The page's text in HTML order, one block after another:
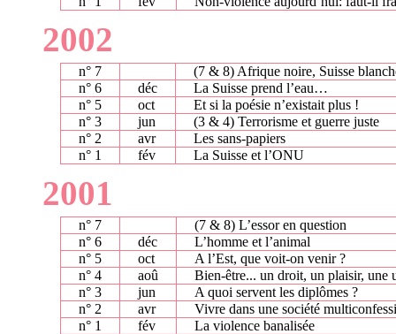
2002
n° 7
(7 & 8) Afrique noire, Suisse
n° 6
déc
La Suisse prend l’eau…
n° 5
oct
Et si la poésie n’existait plus !
n° 3
jun
(3 & 4) Terrorisme et guerre juste
n° 2
avr
Les sans-papiers
n° 1
fév La Suisse et l’ONU
2001
n° 7
(7 & 8) L’essor en question
n° 6
déc
L’homme et l’animal
n° 5
oct
A l’Est, que voit-on venir ?
n° 4
aoû
Bien-être... un droit, un plaisir, une
n° 3
jun
A quoi servent les diplômes ?
n° 2
avr
Vivre dans une société
n° 1
fév La violence banalisée